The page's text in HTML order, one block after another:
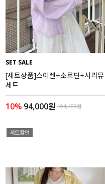
SET SALE
[세트상품]스이렌+소르딘+시리뮤
세트
10% 94,000원 104,400원